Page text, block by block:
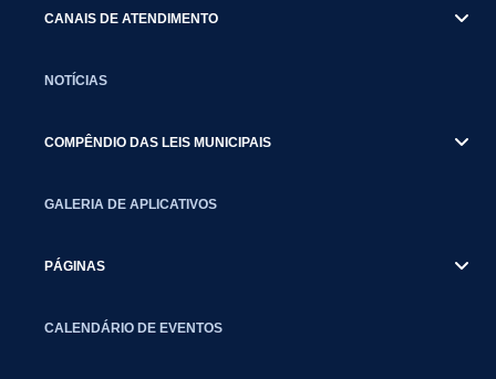
CANAIS DE ATENDIMENTO
NOTÍCIAS
COMPÊNDIO DAS LEIS MUNICIPAIS
GALERIA DE APLICATIVOS
PÁGINAS
CALENDÁRIO DE EVENTOS